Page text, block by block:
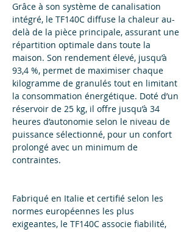
Grâce à son système de canalisation
intégré, le TF140C diffuse la chaleur au-
delà de la pièce principale, assurant une
répartition optimale dans toute la
maison. Son rendement élevé, jusqu’à
93,4 %, permet de maximiser chaque
kilogramme de granulés tout en limitant
la consommation énergétique. Doté d’un
réservoir de 25 kg, il offre jusqu’à 34
heures d’autonomie selon le niveau de
puissance sélectionné, pour un confort
prolongé avec un minimum de
contraintes.
Fabriqué en Italie et certifié selon les
normes européennes les plus
exigeantes, le TF140C associe fiabilité,